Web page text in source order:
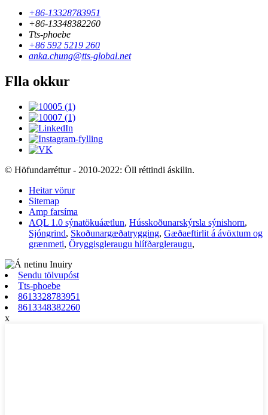
+86-13328783951
+86-13348382260
Tts-phoebe
+86 592 5219 260
anka.chung@tts-global.net
Flla okkur
© Höfundarréttur - 2010-2022: Öll réttindi áskilin.
Heitar vörur
Sitemap
Amp farsíma
AQL 1.0 sýnatökuáætlun, Hússkoðunarskýrsla sýnishorn,
Sjóngrind, Skoðunargæðatrygging, Gæðaeftirlit á ávöxtum og
grænmeti, Öryggisgleraugu hlífðargleraugu,
Sendu tölvupóst
Tts-phoebe
8613328783951
8613348382260
x